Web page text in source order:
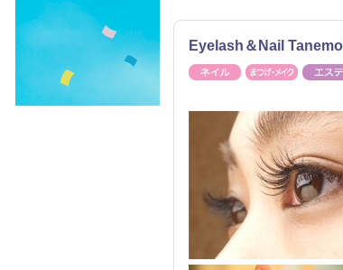
Eyelash＆Nail
ネイル まつげ・